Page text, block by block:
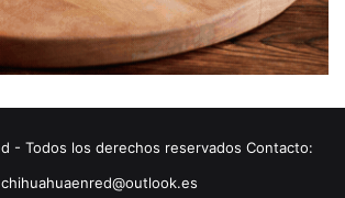
- Todos los derechos reservados Contacto:
chihuahuaenred@outlook.es